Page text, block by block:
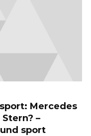
Mercedes
–
sport